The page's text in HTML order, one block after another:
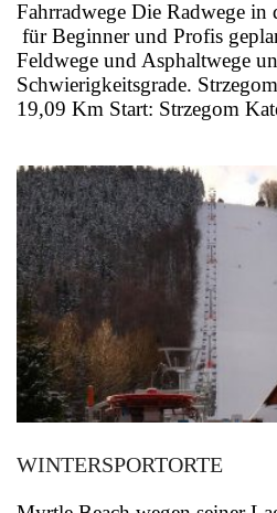
Fahrradwege Die Radwege
für Beginner und Profis
Feldwege und Asphaltwege
Schwierigkeitsgrade.
19,09 Km Start: Strzegom
WINTERSPORTORTE